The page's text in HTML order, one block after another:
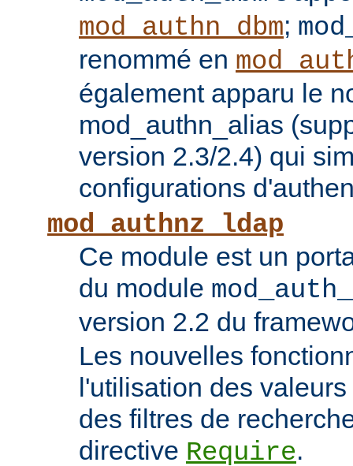
mod_authn_dbm;
renommé en
également apparu le
mod_authn_alias
version 2.3/2.4) qui
configurations
mod_authnz_ldap
Ce module est un
du module
version 2.2 du
Les nouvelles
l'utilisation des
des filtres de
directive Require.